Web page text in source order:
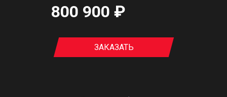
800 900 ₽
ЗАКАЗАТЬ